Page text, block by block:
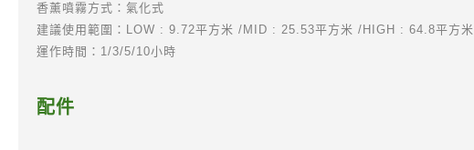
香薰噴霧方式：氣化式
建議使用範圍：LOW : 9.72平方米 /MID : 25.53平方米 /HIGH : 64.8平方米
運作時間：1/3/5/10小時
配件